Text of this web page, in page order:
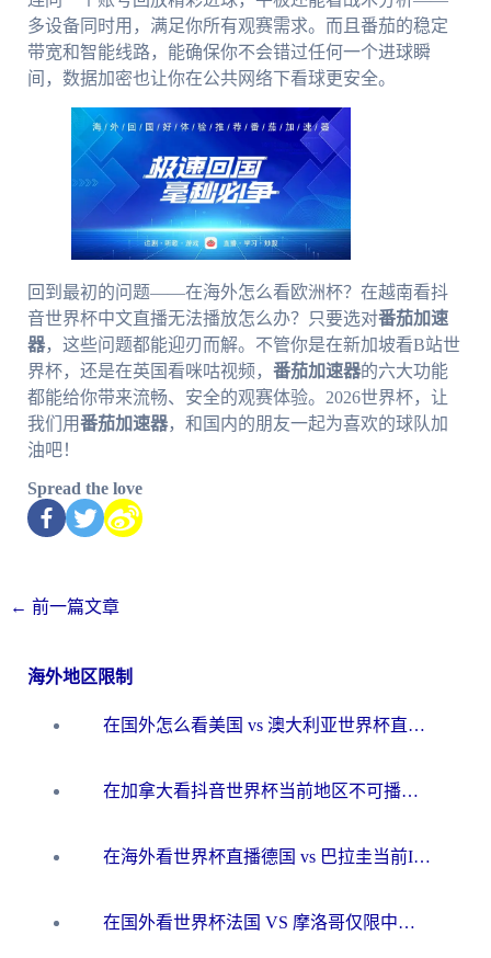
多设备同时用，满足你所有观赛需求。而且番茄的稳定
带宽和智能线路，能确保你不会错过任何一个进球瞬
间，数据加密也让你在公共网络下看球更安全。
回到最初的问题——在海外怎么看欧洲杯？在越南看抖
音世界杯中文直播无法播放怎么办？只要选对番茄加速
器，这些问题都能迎刃而解。不管你是在新加坡看B站世
界杯，还是在英国看咪咕视频， 番茄加速器的六大功能
都能给你带来流畅、安全的观赛体验。2026世界杯，让
我们用番茄加速器，和国内的朋友一起为喜欢的球队加
油吧！
Spread the love
← 前一篇文章
海外地区限制
在国外怎么看美国 vs 澳大利亚世界杯直播？海外党必藏的中文解说观赛指南
在加拿大看抖音世界杯当前地区不可播放？海外党体育观赛终极指南
在海外看世界杯直播德国 vs 巴拉圭当前IP受限制？这篇指南帮你轻松解决地区限制
在国外看世界杯法国 VS 摩洛哥仅限中国大陆？别让地域限制拦下你的欢呼